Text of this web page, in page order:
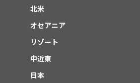
北米
オセアニア
リゾート
中近東
日本